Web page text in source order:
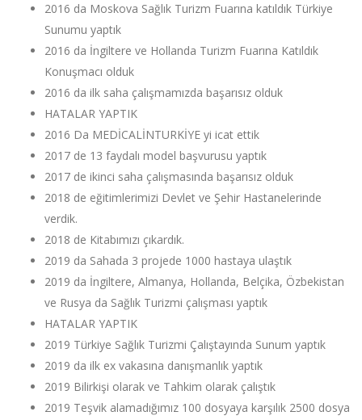
2016 da Moskova Sağlık Turizm Fuarına katıldık Türkiye
Sunumu yaptık
2016 da İngiltere ve Hollanda Turizm Fuarına Katıldık
Konuşmacı olduk
2016 da ilk saha çalışmamızda başarısız olduk
HATALAR YAPTIK
2016 Da MEDİCALİNTURKİYE yi icat ettik
2017 de 13 faydalı model başvurusu yaptık
2017 de ikinci saha çalışmasında başarısız olduk
2018 de eğitimlerimizi Devlet ve Şehir Hastanelerinde
verdik.
2018 de Kitabımızı çıkardık.
2019 da Sahada 3 projede 1000 hastaya ulaştık
2019 da İngiltere, Almanya, Hollanda, Belçika, Özbekistan
ve Rusya da Sağlık Turizmi çalışması yaptık
HATALAR YAPTIK
2019 Türkiye Sağlık Turizmi Çalıştayında Sunum yaptık
2019 da ilk ex vakasına danışmanlık yaptık
2019 Bilirkişi olarak ve Tahkim olarak çalıştık
2019 Teşvik alamadığımız 100 dosyaya karşılık 2500 dosya